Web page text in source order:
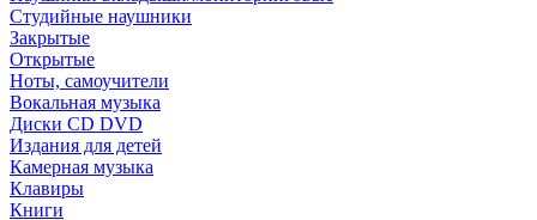
Студийные наушники
Закрытые
Открытые
Ноты, самоучители
Вокальная музыка
Диски CD DVD
Издания для детей
Камерная музыка
Клавиры
Книги